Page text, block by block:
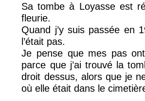
Sa tombe à Loyasse est
fleurie.
Quand j’y suis passée en
l’était pas.
Je pense que mes pas
parce que j’ai trouvé la
droit dessus, alors que je
où elle était dans le